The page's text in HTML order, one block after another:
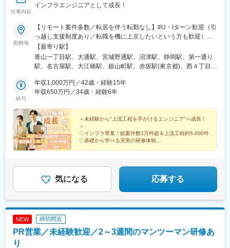
大森海岸駅、銀座一丁目駅、市場前駅、玉川上水駅、武蔵小山
砂町駅、東京テレポート駅、新橋駅、新宿三丁目駅、新宿駅(東京
メトロ)、秋葉原駅、大手町駅(東京都)、秋津駅、高幡不動駅、豊
田駅、吉祥寺駅、後楽園駅、池袋駅、錦糸町駅、立川北駅、北千
住駅、佐野市駅、氏家駅、宇都宮大学陽東キャンパス駅、江曽島
駅、石動駅、西鉄久留米駅、大保駅、天拝山駅、東中間駅、唐人
町駅、西鉄福岡駅、竹下駅、福間駅、折尾駅、スペースワールド
駅、大牟田駅、大橋駅(福岡県)、博多駅、戸畑駅、小倉駅(福岡
県)、郡山駅(福島県)、伊達駅、別府駅(兵庫県)、西神中央駅、神戸
三宮駅(阪神)、甲子園駅、仁川駅、学園都市駅、ハーバーランド
古島駅、おもろまち駅、木曽川駅、栄生駅、栄町駅(愛知県)、名古
屋駅、東海通駅、西高蔵駅、大須観音駅、岡山駅前駅、京都駅、
水道町駅、熊本駅前駅、東飯能駅、南四日市駅、鹿児島中央駅、
綱島駅、新高島駅、下飯田駅、馬車道駅、海老名駅(相模線)、横須
賀駅、茅ケ崎駅、溝の口駅、川崎駅、石上駅、新静岡駅、新浜松
(地下鉄)、高槻市駅、日本橋駅(大阪府)、梅田駅(地下鉄)、西梅田
駅、長崎駅前駅、虎ノ門駅、原宿駅、神泉駅、牛込神楽坂駅、銀
座駅、上野駅、大森駅(東京都)、桜街道駅、西小山駅、赤羽岩淵
駅、九品仏駅、高松駅(東京都)、台場駅、汐留駅、新宿御苑前駅、
新宿西口駅、岩本町駅、東京駅、新秋津駅、程久保駅、春日駅(東
京都)、住吉駅(東京都)、立川駅、陽東３丁目駅、朝倉街道駅、通
谷駅、天神駅、祇園駅(福岡県)、平和通駅、三宮・花時計前駅、久
寿川駅、神戸駅(兵庫県)、赤嶺駅、名鉄名古屋駅、矢場町駅、西川
仕事内容
インフラエンジニアとして成長！
勤務地
【リモート案件多数／転居を伴う転勤なし】#U・Iターン歓迎（引
っ越し支援制度あり／転職を機に上京したいという方も歓迎）
【勤務地】北海道・東北エリア：北海道、宮城県首都圏エリア：
千葉県、埼玉県、東京都、神奈川県東海エリア：静岡県、愛知
県、岐阜県関西エリア：京都府、大阪府、兵庫県中国・四国エリ
オーク赤坂ビル★案件の待機期間中も給与変動なし★キャリアア
ップのための案件アサイン※受動喫煙対策は各勤務地に準ずる
【最寄り駅】
青山一丁目駅、大通駅、宮城野通駅、沼津駅、静岡駅、第一通り
駅、名古屋駅、大江橋駅、銀山町駅、赤坂駅(東京都)、西４丁目
胡町駅、赤坂見附駅、さっぽろ駅、仙台駅(地下鉄)、新浜松駅、名
鉄名古屋駅、北新地駅、稲荷町駅(広島県)
給与
年収1,000万円／42歳・経験15年
年収650万円／34歳・経験6年
＜未経験から"上流工程を手がけるエンジニア"へ成長！
＞
◇インフラ専業！総案件数1万件超＆上流工程約5,000件
◇基礎から学べる充実の研修体制
気になる 応募する
NEW 締切間近
PR営業／未経験歓迎／2～3週間のマンツーマン研修あ
り